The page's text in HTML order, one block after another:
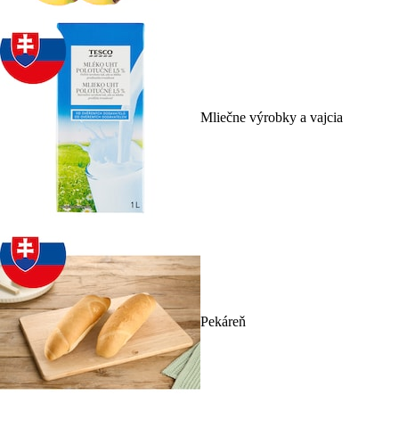
Mliečne výrobky a vajcia
Pekáreň